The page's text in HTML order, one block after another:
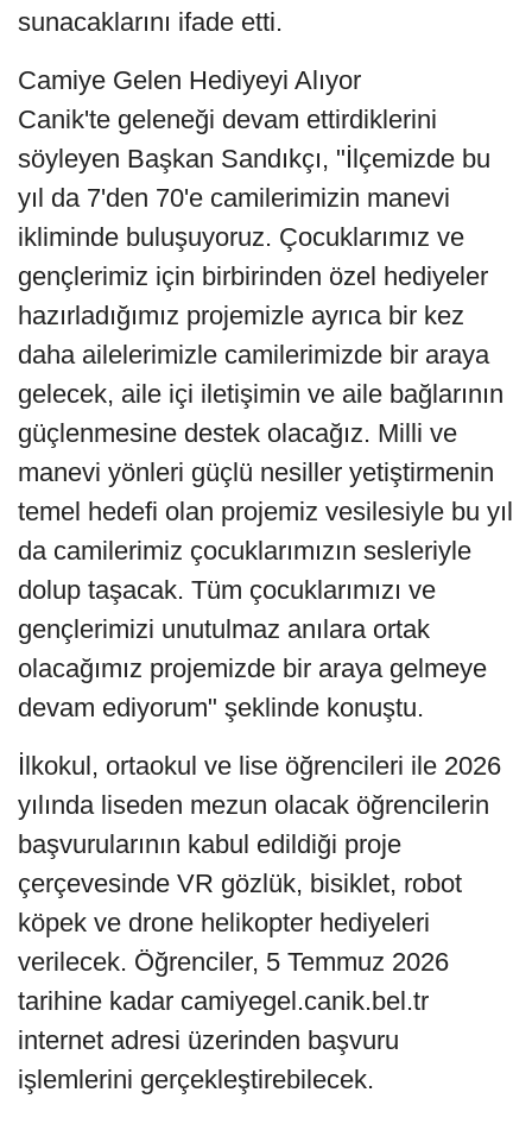
sunacaklarını ifade etti.
Camiye Gelen Hediyeyi Alıyor
Canik'te geleneği devam ettirdiklerini
söyleyen Başkan Sandıkçı, "İlçemizde bu
yıl da 7'den 70'e camilerimizin manevi
ikliminde buluşuyoruz. Çocuklarımız ve
gençlerimiz için birbirinden özel hediyeler
hazırladığımız projemizle ayrıca bir kez
daha ailelerimizle camilerimizde bir araya
gelecek, aile içi iletişimin ve aile bağlarının
güçlenmesine destek olacağız. Milli ve
manevi yönleri güçlü nesiller yetiştirmenin
temel hedefi olan projemiz vesilesiyle bu yıl
da camilerimiz çocuklarımızın sesleriyle
dolup taşacak. Tüm çocuklarımızı ve
gençlerimizi unutulmaz anılara ortak
olacağımız projemizde bir araya gelmeye
devam ediyorum" şeklinde konuştu.
İlkokul, ortaokul ve lise öğrencileri ile 2026
yılında liseden mezun olacak öğrencilerin
başvurularının kabul edildiği proje
çerçevesinde VR gözlük, bisiklet, robot
köpek ve drone helikopter hediyeleri
verilecek. Öğrenciler, 5 Temmuz 2026
tarihine kadar camiyegel.canik.bel.tr
internet adresi üzerinden başvuru
işlemlerini gerçekleştirebilecek.